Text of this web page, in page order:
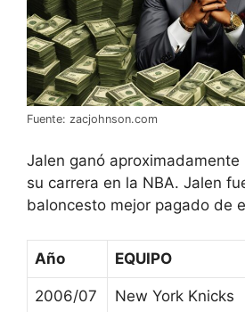
Fuente: zacjohnson.com
Jalen ganó
su carrera en la NBA. Jalen
baloncesto mejor pagado de
Año EQUIPO
2006/07 New York Knicks